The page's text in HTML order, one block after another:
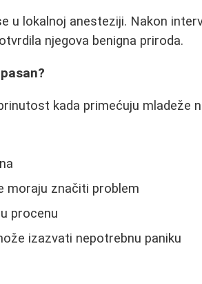
u lokalnoj anesteziji. Nakon
njegova benigna priroda.
kada primećuju mladeže
moraju značiti problem
procenu
izazvati nepotrebnu paniku